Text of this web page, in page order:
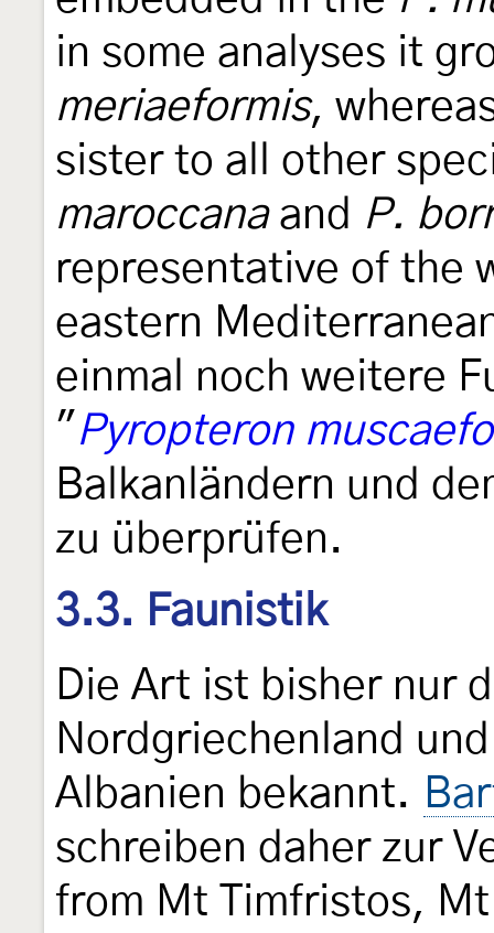
in some analyses it
meriaeformis,
sister to all other
maroccanaand P.
representative of the
eastern
einmal noch weitere
" Pyropteron
Balkanländern und
zu überprüfen.
3.3. Faunistik
Die Art ist bisher nur
Nordgriechenland
Albanien bekannt.
schreiben daher zur
from Mt Timfristos,